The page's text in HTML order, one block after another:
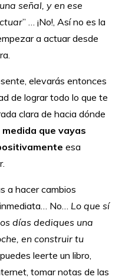
señal, y en ese
” … ¡No!, Así no es la
a actuar desde
elevarás entonces
de lograr todo lo que te
clara de hacia dónde
medida que vayas
esa
a hacer cambios
No… Lo que sí
días dediques una
en construir tu
leerte un libro,
tomar notas de las